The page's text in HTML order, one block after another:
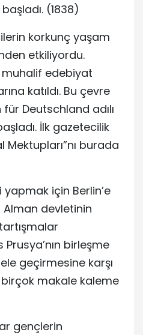
(1838)
korkunç yaşam
etkiliyordu.
muhalif edebiyat
katıldı. Bu çevre
Deutschland adılı
İlk gazetecilik
burada
yapmak için Berlin’e
Alman devletinin
Prusya’nın birleşme
geçirmesine karşı
birçok makale kaleme
gençlerin